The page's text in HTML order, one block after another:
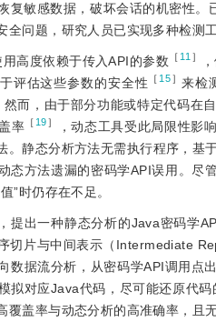
复敏感数据，破坏会话的机密性。
全问题，研究人员已实现多种检测
高度依赖于传入API的参数 ［ 11 ］
评估这些参数的安全性
［ 15］ 来检
然而，由于部分功能或特定代码
率 ［ 19］ ，动态工具受此局限性影
。静态分析方法无需执行程序，基
态方法遗漏的密码学API误用。尽
”时仍存在不足。
提出一种静态分析的Java密码学
切片与中间表示（Intermediate
数据流分析，从密码学API调用点
拟对应Java代码，尽可能还原代
覆盖率与动态分析的高准确率，且